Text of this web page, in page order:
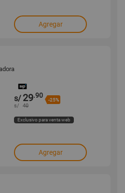
Agregar
s/ 29.90
-25%
s/ 40
Exclusivo para venta web
Agregar